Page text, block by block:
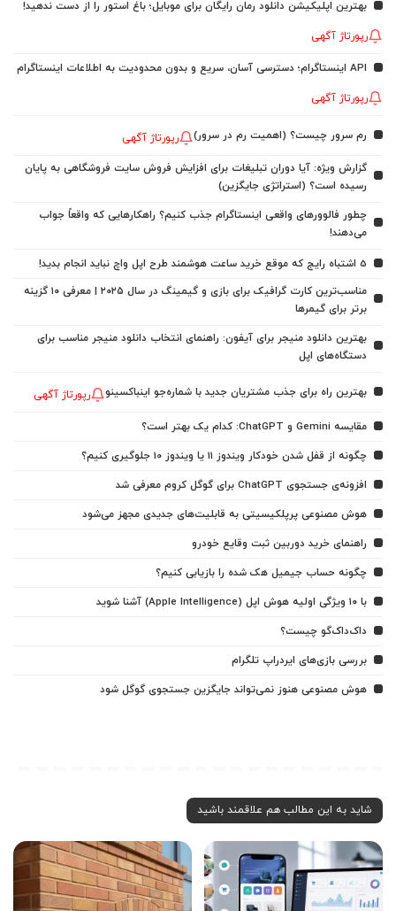
بهترین اپلیکیشن دانلود رمان رایگان برای موبایل؛ باغ استور را از دست ندهید!
رپورتاژ آگهی
API اینستاگرام؛ دسترسی آسان، سریع و بدون محدودیت به اطلاعات اینستاگرام
رپورتاژ آگهی
رم سرور چیست؟ (اهمیت رم در سرور) رپورتاژ آگهی
گزارش ویژه: آیا دوران تبلیغات برای افزایش فروش سایت فروشگاهی به پایان
رسیده است؟ (استراتژی جایگزین)
چطور فالوورهای واقعی اینستاگرام جذب کنیم؟ راهکارهایی که واقعاً جواب
می‌دهند!
5 اشتباه رایج که موقع خرید ساعت هوشمند طرح اپل واچ نباید انجام بدید!
مناسب‌ترین کارت گرافیک برای بازی و گیمینگ در سال ۲۰۲۵ | معرفی ۱۰ گزینه
برتر برای گیمرها
بهترین دانلود منیجر برای آیفون: راهنمای انتخاب دانلود منیجر مناسب برای
دستگاه‌های اپل
بهترین راه برای جذب مشتریان جدید با شماره‌جو اینباکسینو رپورتاژ آگهی
مقایسه Gemini و ChatGPT: کدام یک بهتر است؟
چگونه از قفل شدن خودکار ویندوز 11 یا ویندوز 10 جلوگیری کنیم؟
افزونه‌ی جستجوی ChatGPT برای گوگل کروم معرفی شد
هوش مصنوعی پرپلکیسیتی به قابلیت‌های جدیدی مجهز می‌شود
راهنمای خرید دوربین ثبت وقایع خودرو
چگونه حساب جیمیل هک شده را بازیابی کنیم؟
با ۱۰ ویژگی اولیه هوش اپل (Apple Intelligence) آشنا شوید
داک‌داک‌گو چیست؟
بررسی بازی‌های ایردراپ تلگرام
هوش مصنوعی هنوز نمی‌تواند جایگزین جستجوی گوگل شود
شاید به این مطالب هم علاقمند باشید